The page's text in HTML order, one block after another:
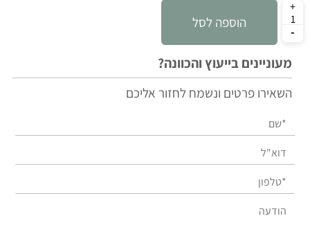
הוספה לסל
מעוניינים בייעוץ והכוונה?
השאירו פרטים ונשמח לחזור אליכם